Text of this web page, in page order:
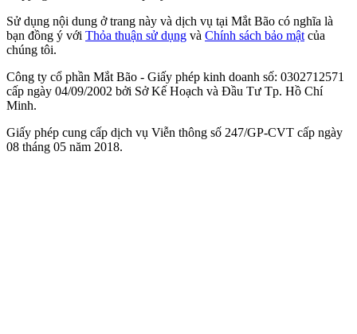
Sử dụng nội dung ở trang này và dịch vụ tại Mắt Bão có nghĩa là
bạn đồng ý với Thỏa thuận sử dụng và Chính sách bảo mật của
chúng tôi.
Công ty cổ phần Mắt Bão - Giấy phép kinh doanh số: 0302712571
cấp ngày 04/09/2002 bởi Sở Kế Hoạch và Đầu Tư Tp. Hồ Chí
Minh.
Giấy phép cung cấp dịch vụ Viễn thông số 247/GP-CVT cấp ngày
08 tháng 05 năm 2018.